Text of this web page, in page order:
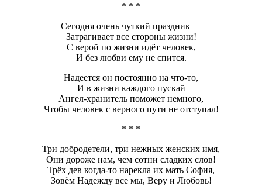
* * *
Сегодня очень чуткий праздник —
Затрагивает все стороны жизни!
С верой по жизни идёт человек,
И без любви ему не спится.
Надеется он постоянно на что-то,
И в жизни каждого пускай
Ангел-хранитель поможет немного,
Чтобы человек с верного пути не отступал!
* * *
Три добродетели, три нежных женских имя,
Они дороже нам, чем сотни сладких слов!
Трёх дев когда-то нарекла их мать София,
Зовём Надежду все мы, Веру и Любовь!